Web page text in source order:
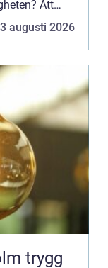
Att
augusti 2026